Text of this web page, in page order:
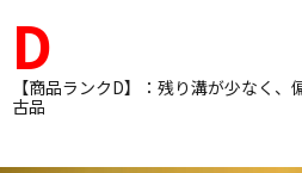
D
【商品ランクD】：残り溝が少なく
古品